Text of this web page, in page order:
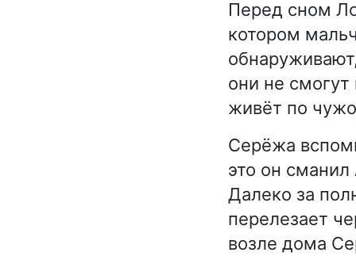
Перед сном
котором
они не смогут
живёт по
Серёжа
это он сманил
Далеко за
перелезает
возле дома